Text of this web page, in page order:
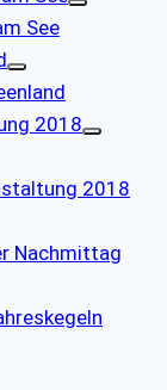
See
2018
2018
Nachmittag